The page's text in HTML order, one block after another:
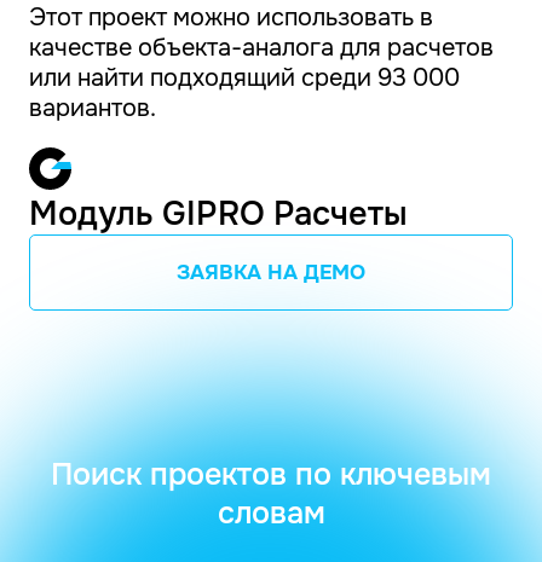
Этот проект можно использовать в
качестве объекта-аналога для расчетов
или найти подходящий среди 93 000
вариантов.
Модуль GIPRO Расчеты
ЗАЯВКА НА ДЕМО
Поиск проектов по ключевым
словам